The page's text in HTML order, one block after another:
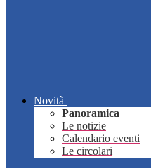
Novità
Panoramica
Le notizie
Calendario eventi
Le circolari